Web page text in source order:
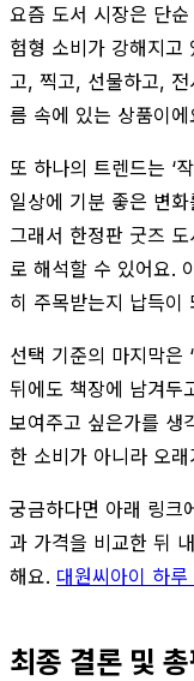
요즘 도서 시장은 단
험형 소비가 강해지고
고, 찍고, 선물하고,
름 속에 있는 상품이에
또 하나의 트렌드는 ‘
일상에 기분 좋은 변
그래서 한정판 굿즈
로 해석할 수 있어요.
히 주목받는지 납득이
선택 기준의 마지막은
뒤에도 책장에 남겨두
보여주고 싶은가를 생
한 소비가 아니라 오
궁금하다면 아래 링크
과 가격을 비교한 뒤
해요. 대원씨아이 하
최종 결론 및 총